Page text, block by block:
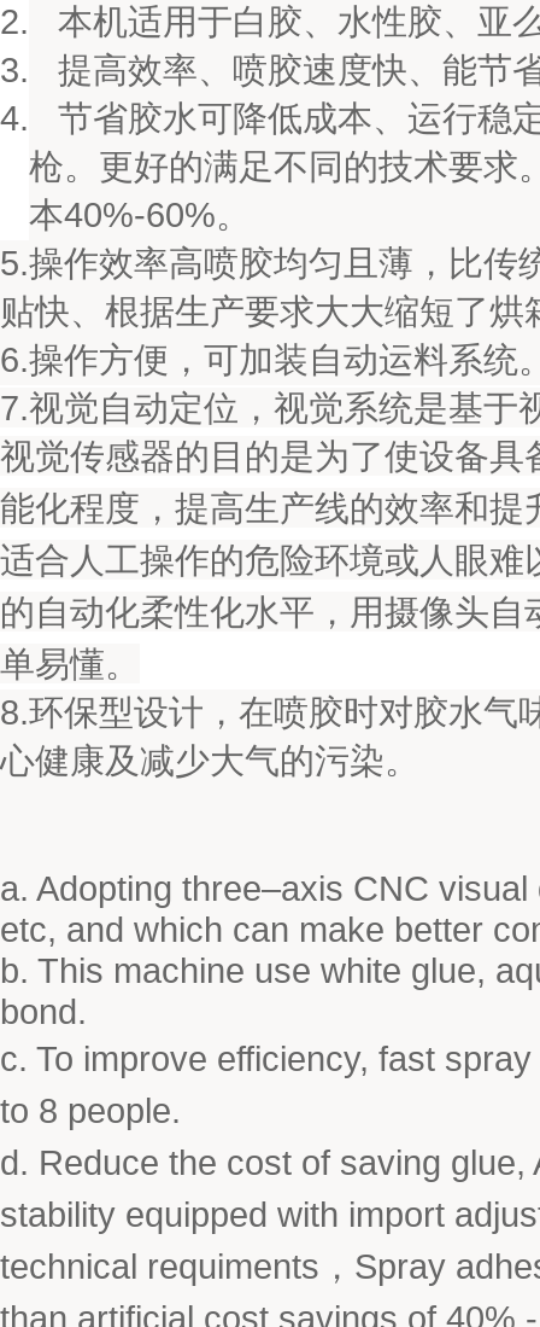
2. 本机适用于白胶、水性胶、亚
3. 提高效率、喷胶速度快、能节
4. 节省胶水可降低成本、运行稳
枪。更好的满足不同的技术要求
本40%-60%。
5.操作效率高喷胶均匀且薄，比传
贴快、根据生产要求大大缩短了
6.操作方便，可加装自动运料系统
7.视觉自动定位，视觉系统是基于
视觉传感器的目的是为了使设备
能化程度，提高生产线的效率和
适合人工操作的危险环境或人眼
的自动化柔性化水平，用摄像头
单易懂。
8.环保型设计，在喷胶时对胶水气
心健康及减少大气的污染。
a. Adopting three–axis CNC
etc, and which can make better
b. This machine use white glue,
bond.
c. To improve efficiency, fast
to 8 people.
d. Reduce the cost of saving
stability equipped with import
technical requiments，Spray
than artificial cost savings of 40%